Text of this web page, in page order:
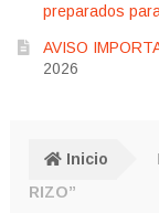
preparados
AVISO
2026
Inicio
RIZO”